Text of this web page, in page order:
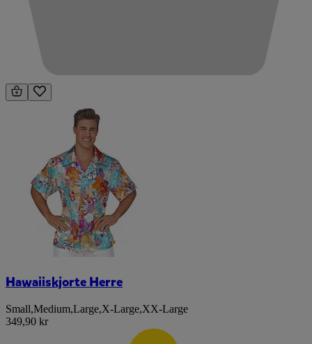
Hawaiiskjorte Herre
Small,Medium,Large,X-Large,XX-Large
349,90 kr